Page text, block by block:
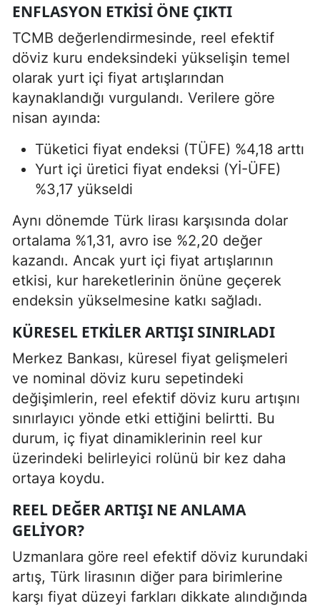
ENFLASYON ETKISI ÖNE ÇIKTI
TCMB değerlendirmesinde, reel efektif
döviz kuru endeksindeki yükselişin temel
olarak yurt içi fiyat artışlarından
kaynaklandığı vurgulandı. Verilere göre
nisan ayında:
Tüketici fiyat endeksi (TÜFE) %4,18 arttı
Yurt içi üretici fiyat endeksi (Yİ-ÜFE)
%3,17 yükseldi
Aynı dönemde Türk lirası karşısında dolar
ortalama %1,31, avro ise %2,20 değer
kazandı. Ancak yurt içi fiyat artışlarının
etkisi, kur hareketlerinin önüne geçerek
endeksin yükselmesine katkı sağladı.
KÜRESEL ETKILER ARTIŞI SINIRLADI
Merkez Bankası, küresel fiyat gelişmeleri
ve nominal döviz kuru sepetindeki
değişimlerin, reel efektif döviz kuru artışını
sınırlayıcı yönde etki ettiğini belirtti. Bu
durum, iç fiyat dinamiklerinin reel kur
üzerindeki belirleyici rolünü bir kez daha
ortaya koydu.
REEL DEĞER ARTIŞI NE ANLAMA
GELIYOR?
Uzmanlara göre reel efektif döviz kurundaki
artış, Türk lirasının diğer para birimlerine
karşı fiyat düzeyi farkları dikkate alındığında